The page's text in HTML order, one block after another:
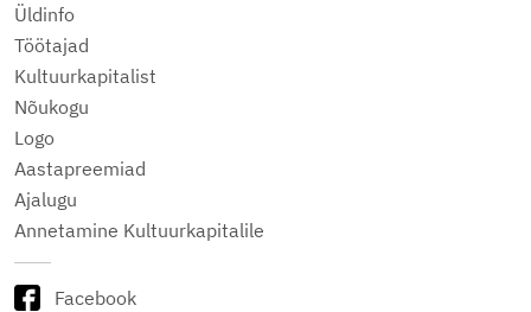
Üldinfo
Töötajad
Kultuurkapitalist
Nõukogu
Logo
Aastapreemiad
Ajalugu
Annetamine Kultuurkapitalile
Facebook